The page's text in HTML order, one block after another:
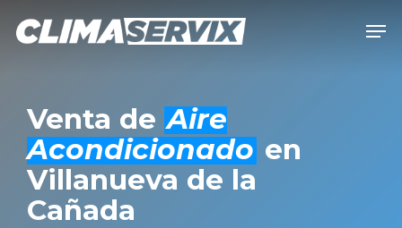
Venta de Aire
Acondicionado en
Villanueva de la
Cañada